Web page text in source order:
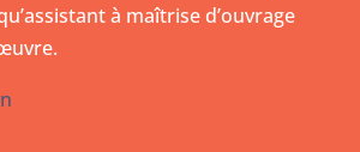
à maîtrise d’ouvrage